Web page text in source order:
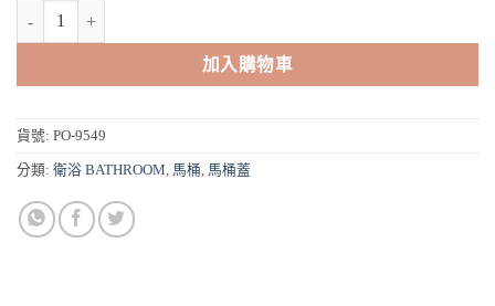
KESSEL馬桶蓋 (德國DURAVIT馬桶專用) PO-9549 數量
加入購物車
貨號: PO-9549
分類: 衛浴 BATHROOM, 馬桶, 馬桶蓋